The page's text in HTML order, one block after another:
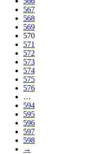
567
568
569
570
571
572
573
574
575
576
…
594
595
596
597
598
→